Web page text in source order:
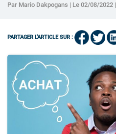
Par Mario Dakpogans | Le 02/08/2022 |
PARTAGER L'ARTICLE SUR :